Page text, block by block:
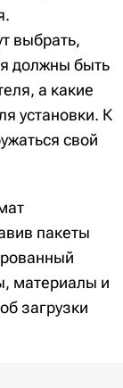
выбрать,
должны быть
а какие
установки. К
свой
пакеты
материалы и
загрузки